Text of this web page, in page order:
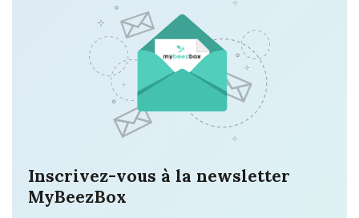
Inscrivez-vous à la newsletter
MyBeezBox